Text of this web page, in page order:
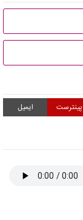
پینترست ایمیل